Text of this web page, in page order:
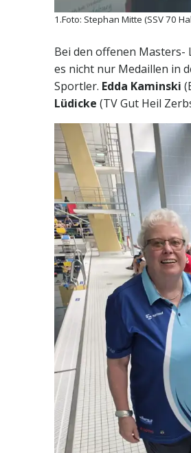
1.Foto: Stephan Mitte (SSV 70
Bei den offenen Masters-
es nicht nur Medaillen in
Sportler. Edda Kaminski
Lüdicke (TV Gut Heil